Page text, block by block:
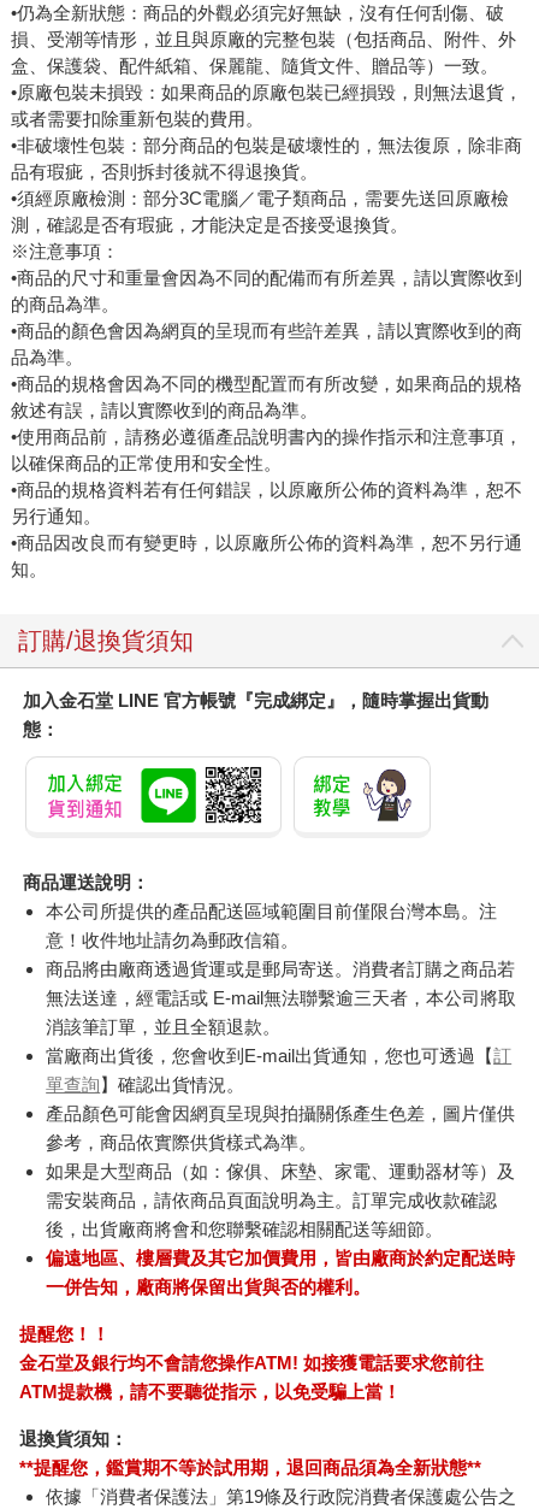
•仍為全新狀態：商品的外觀必須完好無缺，沒有任何刮傷、破
損、受潮等情形，並且與原廠的完整包裝（包括商品、附件、外
盒、保護袋、配件紙箱、保麗龍、隨貨文件、贈品等）一致。
•原廠包裝未損毀：如果商品的原廠包裝已經損毀，則無法退貨，
或者需要扣除重新包裝的費用。
•非破壞性包裝：部分商品的包裝是破壞性的，無法復原，除非商
品有瑕疵，否則拆封後就不得退換貨。
•須經原廠檢測：部分3C電腦／電子類商品，需要先送回原廠檢
測，確認是否有瑕疵，才能決定是否接受退換貨。
※注意事項：
•商品的尺寸和重量會因為不同的配備而有所差異，請以實際收到
的商品為準。
•商品的顏色會因為網頁的呈現而有些許差異，請以實際收到的商
品為準。
•商品的規格會因為不同的機型配置而有所改變，如果商品的規格
敘述有誤，請以實際收到的商品為準。
•使用商品前，請務必遵循產品說明書內的操作指示和注意事項，
以確保商品的正常使用和安全性。
•商品的規格資料若有任何錯誤，以原廠所公佈的資料為準，恕不
另行通知。
•商品因改良而有變更時，以原廠所公佈的資料為準，恕不另行通
知。
訂購/退換貨須知
加入金石堂 LINE 官方帳號『完成綁定』，隨時掌握出貨動
態：
商品運送說明：
本公司所提供的產品配送區域範圍目前僅限台灣本島。注
意！收件地址請勿為郵政信箱。
商品將由廠商透過貨運或是郵局寄送。消費者訂購之商品若
無法送達，經電話或 E-mail無法聯繫逾三天者，本公司將取
消該筆訂單，並且全額退款。
當廠商出貨後，您會收到E-mail出貨通知，您也可透過【訂
單查詢】確認出貨情況。
產品顏色可能會因網頁呈現與拍攝關係產生色差，圖片僅供
參考，商品依實際供貨樣式為準。
如果是大型商品（如：傢俱、床墊、家電、運動器材等）及
需安裝商品，請依商品頁面說明為主。訂單完成收款確認
後，出貨廠商將會和您聯繫確認相關配送等細節。
偏遠地區、樓層費及其它加價費用，皆由廠商於約定配送時
一併告知，廠商將保留出貨與否的權利。
提醒您！！
金石堂及銀行均不會請您操作ATM! 如接獲電話要求您前往
ATM提款機，請不要聽從指示，以免受騙上當！
退換貨須知：
**提醒您，鑑賞期不等於試用期，退回商品須為全新狀態**
依據「消費者保護法」第19條及行政院消費者保護處公告之